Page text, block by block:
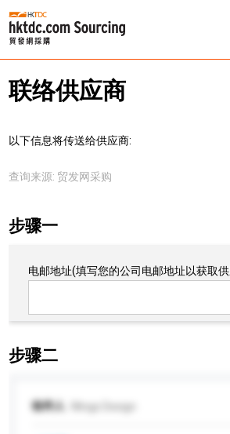
联络供应商
以下信息将传送给供应商:
查询来源: 贸发网采购
步骤一
电邮地址(填写您的公司电邮地址以获取
步骤二
收件人